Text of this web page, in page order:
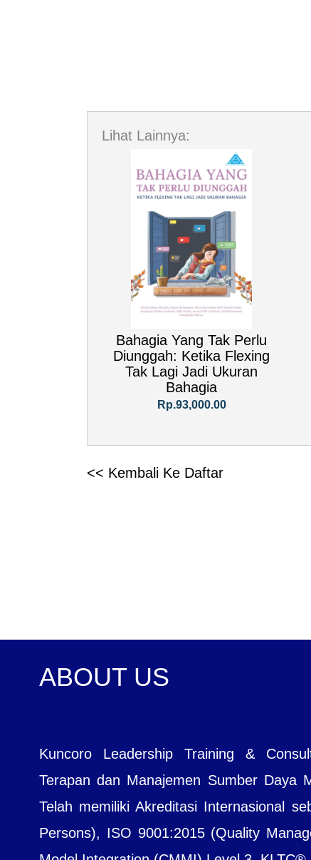
Lihat Lainnya:
Bahagia Yang Tak Perlu
Diunggah: Ketika Flexing
Tak Lagi Jadi Ukuran
Bahagia
Rp.93,000.00
<< Kembali Ke Daftar
ABOUT US
Kuncoro Leadership Training &
Terapan dan Manajemen Sumber Daya
Telah memiliki Akreditasi Internasional
Persons), ISO 9001:2015 (Quality